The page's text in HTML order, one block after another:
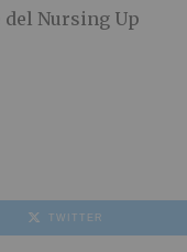
del Nursing Up
TWITTER